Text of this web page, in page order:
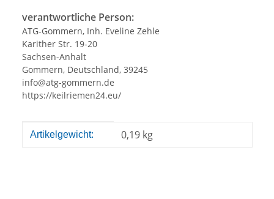
verantwortliche Person:
ATG-Gommern, Inh. Eveline Zehle
Karither Str. 19-20
Sachsen-Anhalt
Gommern, Deutschland, 39245
info@atg-gommern.de
https://keilriemen24.eu/
Produkteigenschaft
Wert
Artikelgewicht: 0,19 kg